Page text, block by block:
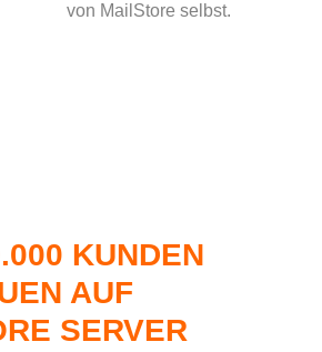
von MailStore selbst.
KUNDEN
AUF
SERVER